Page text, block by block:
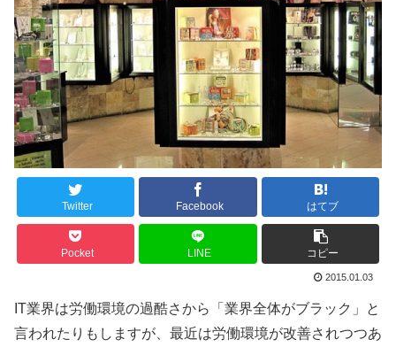
Twitter Facebook はてブ
Pocket LINE コピー
2015.01.03
IT業界は労働環境の過酷さから「業界全体がブラック」と
言われたりもしますが、最近は労働環境が改善されつつあ